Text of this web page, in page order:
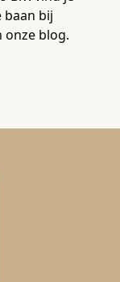
baan bij
onze blog.